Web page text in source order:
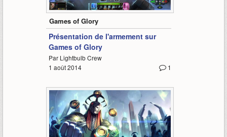
2:01
Games of Glory
Présentation de l'armement sur
Games of Glory
Par Lightbulb Crew
1
1 août 2014